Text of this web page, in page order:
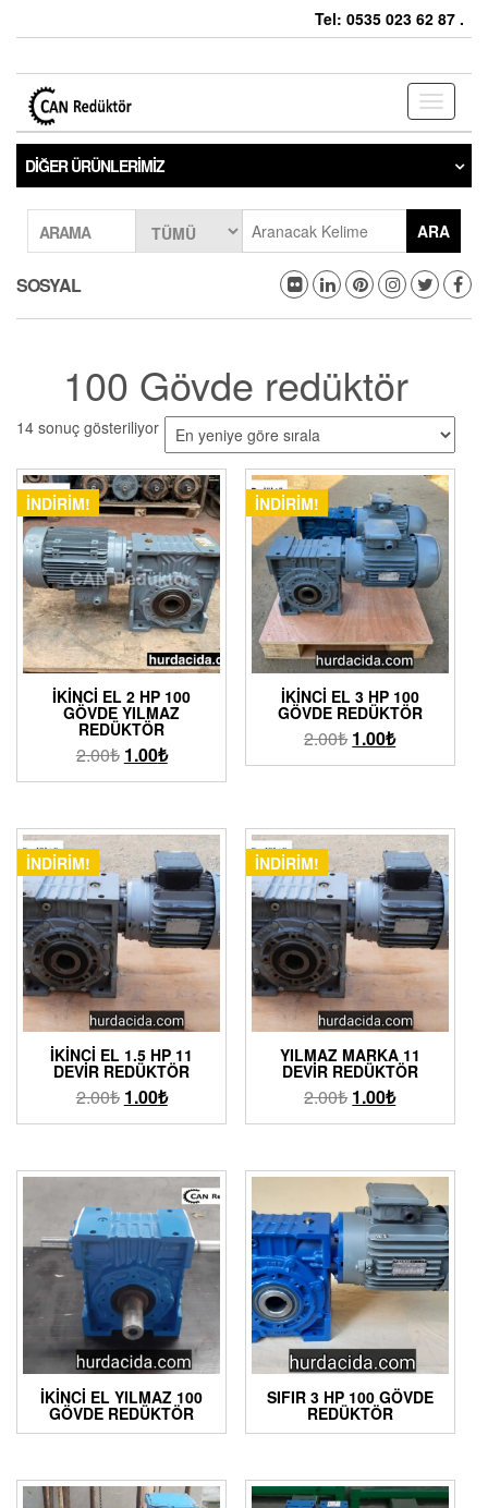
Tel: 0535 023 62 87 .
Toggle
DIĞER ÜRÜNLERIMIZ
ARAMA ARA
SOSYAL
100 Gövde redüktör
14 sonuç gösteriliyor
İNDIRIM!
İKINCI EL 2 HP 100
GÖVDE YILMAZ
REDÜKTÖR
2.00₺ 1.00₺
İNDIRIM!
İKINCI EL 3 HP 100
GÖVDE REDÜKTÖR
2.00₺ 1.00₺
İNDIRIM!
İKINCI EL 1.5 HP 11
DEVIR REDÜKTÖR
2.00₺ 1.00₺
İNDIRIM!
YILMAZ MARKA 11
DEVIR REDÜKTÖR
2.00₺ 1.00₺
İKINCI EL YILMAZ 100
GÖVDE REDÜKTÖR
SIFIR 3 HP 100 GÖVDE
REDÜKTÖR